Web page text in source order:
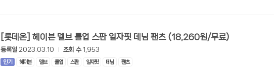
[롯데온] 헤이븐 델브 롤업 스판 일자핏 데님 팬츠 (18,260원/무료)
등록일 2023.03.10 조회 수1,953
인기 헤이븐 델브 롤업 스판 일자핏 데님 팬츠